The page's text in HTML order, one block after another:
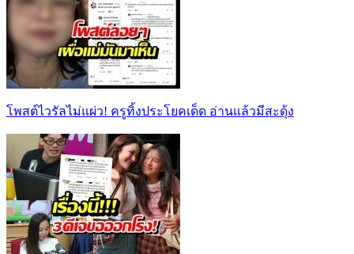
โพสต์ไวรัลไม่แผ่ว! ครูทิ้งประโยคเด็ด อ่านแล้วมีสะดุ้ง